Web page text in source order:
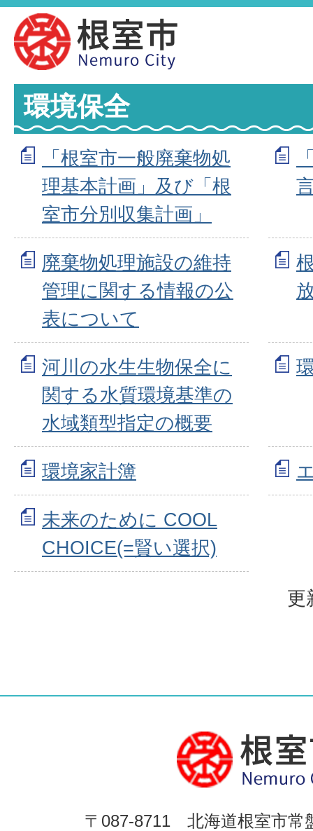
環境保全
「根室市一般廃棄物処
理基本計画」及び「根
室市分別収集計画」
廃棄物処理施設の維持
管理に関する情報の公
表について
河川の水生生物保全に
関する水質環境基準の
水域類型指定の概要
環境家計簿
未来のために COOL
CHOICE(=賢い選択)
更
〒087-8711 北海道根室市常